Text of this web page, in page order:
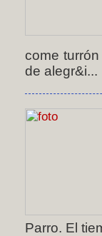
come
de alegr&i...
Parro. El